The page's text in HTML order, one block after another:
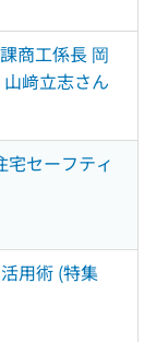
商工係長 岡
﨑立志さん
セーフティ
用術 (特集